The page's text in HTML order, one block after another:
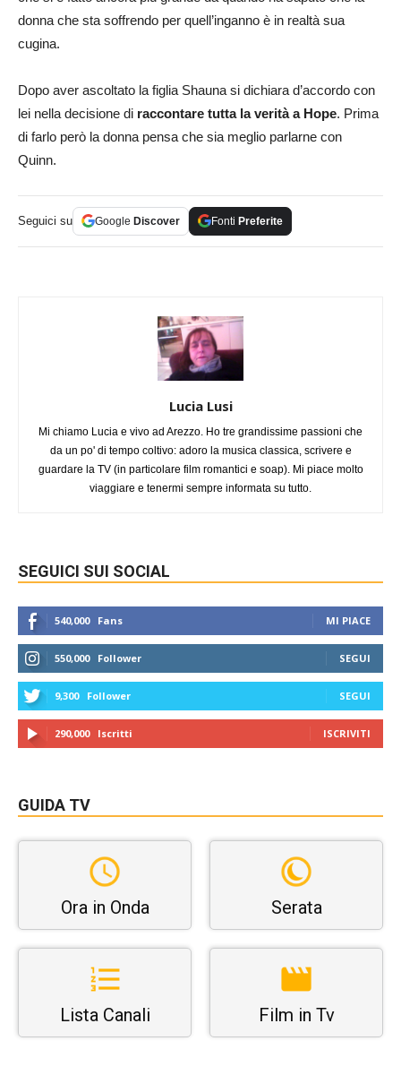
donna che sta soffrendo per quell’inganno è in realtà sua
cugina.
Dopo aver ascoltato la figlia Shauna si dichiara d’accordo con
lei nella decisione di raccontare tutta la verità a Hope. Prima
di farlo però la donna pensa che sia meglio parlarne con
Quinn.
Seguici su Google Discover Fonti Preferite
Lucia Lusi
Mi chiamo Lucia e vivo ad Arezzo. Ho tre grandissime passioni che
da un po' di tempo coltivo: adoro la musica classica, scrivere e
guardare la TV (in particolare film romantici e soap). Mi piace molto
viaggiare e tenermi sempre informata su tutto.
SEGUICI SUI SOCIAL
540,000 Fans MI PIACE
550,000 Follower SEGUI
9,300 Follower SEGUI
290,000 Iscritti ISCRIVITI
GUIDA TV
Ora in Onda Serata
Lista Canali Film in Tv